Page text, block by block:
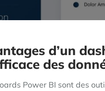
d’un
des
Power BI sont des